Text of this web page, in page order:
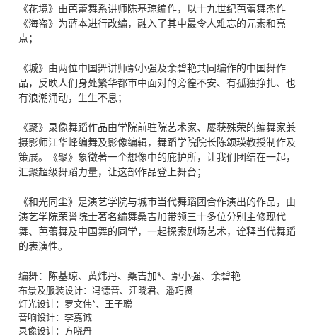
《花境》由芭蕾舞系讲师陈基琼编作，以十九世纪芭蕾舞杰作
《海盗》为蓝本进行改编，融入了其中最令人难忘的元素和亮
点；
《城》由两位中国舞讲师鄢小强及余碧艳共同编作的中国舞作
品，反映人们身处繁华都市中面对的旁徨不安、有孤独挣扎、也
有浪潮涌动，生生不息；
《聚》录像舞蹈作品由学院前驻院艺术家、屡获殊荣的编舞家兼
摄影师江华峰编舞及影像编辑，舞蹈学院院长陈颂瑛教授制作及
策展。《聚》象徵著一个想像中的庇护所，让我们团结在一起，
汇聚超级舞蹈力量，让这部作品登上舞台；
《和光同尘》是演艺学院与城市当代舞蹈团合作演出的作品，由
演艺学院荣誉院士著名编舞桑吉加带领三十多位分别主修现代
舞、芭蕾舞及中国舞的同学，一起探索剧场艺术，诠释当代舞蹈
的表演性。
编舞：陈基琼、黄炜丹、桑吉加*、鄢小强、余碧艳
布景及服装设计：冯德音、江晓君、潘巧贤
灯光设计：罗文伟*、王子聪
音响设计：李嘉诚
录像设计：方晓丹